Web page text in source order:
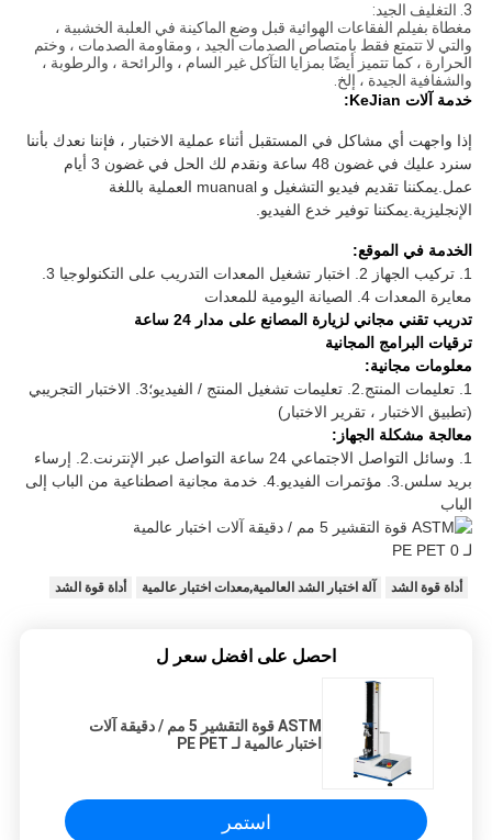
3. التغليف الجيد:
مغطاة بفيلم الفقاعات الهوائية قبل وضع الماكينة في العلبة الخشبية ،
والتي لا تتمتع فقط بامتصاص الصدمات الجيد ، ومقاومة الصدمات ، وختم
الحرارة ، كما تتميز أيضًا بمزايا التآكل غير السام ، والرائحة ، والرطوبة ،
والشفافية الجيدة ، إلخ.
خدمة آلات KeJian:
إذا واجهت أي مشاكل في المستقبل أثناء عملية الاختبار ، فإننا نعدك بأننا
سنرد عليك في غضون 48 ساعة ونقدم لك الحل في غضون 3 أيام
عمل.يمكننا تقديم فيديو التشغيل و muanual العملية باللغة
الإنجليزية.يمكننا توفير خدع الفيديو.
الخدمة في الموقع:
1. تركيب الجهاز 2. اختبار تشغيل المعدات التدريب على التكنولوجيا 3.
معايرة المعدات 4. الصيانة اليومية للمعدات
تدريب تقني مجاني لزيارة المصانع على مدار 24 ساعة
ترقيات البرامج المجانية
معلومات مجانية:
1. تعليمات المنتج.2. تعليمات تشغيل المنتج / الفيديو؛3. الاختبار التجريبي
(تطبيق الاختبار ، تقرير الاختبار)
معالجة مشكلة الجهاز:
1. وسائل التواصل الاجتماعي 24 ساعة التواصل عبر الإنترنت.2. إرساء
بريد سلس.3. مؤتمرات الفيديو.4. خدمة مجانية اصطناعية من الباب إلى
الباب
أداة قوة الشد آلة اختبار الشد العالمية,معدات اختبار عالمية أداة قوة الشد
احصل على افضل سعر ل
ASTM قوة التقشير 5 مم / دقيقة آلات
اختبار عالمية لـ PE PET
استمر